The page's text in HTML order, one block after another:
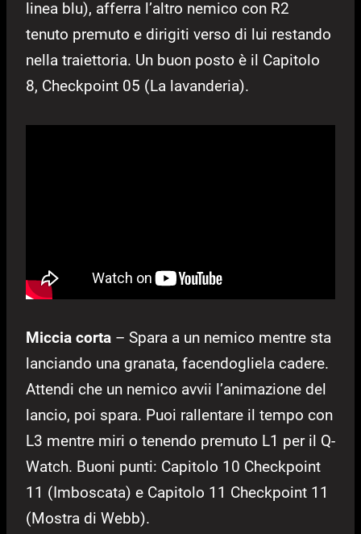
linea blu), afferra l’altro nemico con R2
tenuto premuto e dirigiti verso di lui restando
nella traiettoria. Un buon posto è il Capitolo
8, Checkpoint 05 (La lavanderia).
Miccia corta – Spara a un nemico mentre sta
lanciando una granata, facendogliela cadere.
Attendi che un nemico avvii l’animazione del
lancio, poi spara. Puoi rallentare il tempo con
L3 mentre miri o tenendo premuto L1 per il Q-
Watch. Buoni punti: Capitolo 10 Checkpoint
11 (Imboscata) e Capitolo 11 Checkpoint 11
(Mostra di Webb).